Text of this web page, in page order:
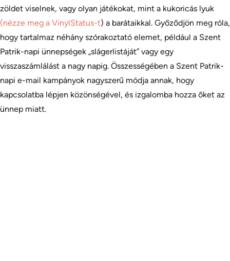
zöldet viselnek, vagy olyan játékokat, mint a kukoricás lyuk
(nézze meg a VinylStatus-t) a barátaikkal. Győződjön meg róla,
hogy tartalmaz néhány szórakoztató elemet, például a Szent
Patrik-napi ünnepségek „slágerlistáját” vagy egy
visszaszámlálást a nagy napig. Összességében a Szent Patrik-
napi e-mail kampányok nagyszerű módja annak, hogy
kapcsolatba lépjen közönségével, és izgalomba hozza őket az
ünnep miatt.